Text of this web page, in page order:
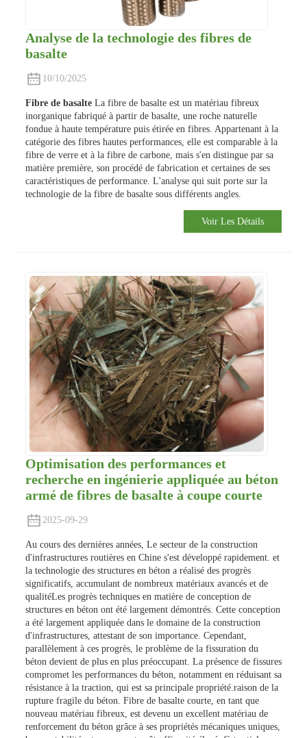
Analyse de la technologie des fibres de
basalte
10/10/2025
Fibre de basalteLa fibre de basalte est un matériau fibreux
inorganique fabriqué à partir de basalte, une roche naturelle
fondue à haute température puis étirée en fibres. Appartenant à la
catégorie des fibres hautes performances, elle est comparable à la
fibre de verre et à la fibre de carbone, mais s'en distingue par sa
matière première, son procédé de fabrication et certaines de ses
caractéristiques de performance. L'analyse qui suit porte sur la
technologie de la fibre de basalte sous différents angles.
Voir Les Détails
Optimisation des performances et
recherche en ingénierie appliquée au béton
armé de fibres de basalte à coupe courte
2025-09-29
Au cours des dernières années, Le secteur de la construction
d'infrastructures routières en Chine s'est développé rapidement. et
la technologie des structures en béton a réalisé des progrès
significatifs, accumulant de nombreux matériaux avancés et de
qualitéLes progrès techniques en matière de conception de
structures en béton ont été largement démontrés. Cette conception
a été largement appliquée dans le domaine de la construction
d'infrastructures, attestant de son importance. Cependant,
parallèlement à ces progrès, le problème de la fissuration du
béton devient de plus en plus préoccupant. La présence de fissures
compromet les performances du béton, notamment en réduisant sa
résistance à la traction, qui est sa principale propriété. raison de la
rupture fragile du béton. Fibre de basalte courte, en tant que
nouveau matériau fibreux, est devenu un excellent matériau de
renforcement du béton grâce à ses propriétés mécaniques uniques,